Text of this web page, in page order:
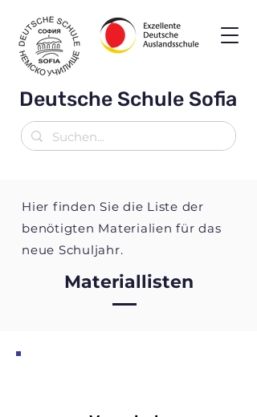
Deutsche Schule Sofia
Hier finden Sie die Liste der
benötigten Materialien für das
neue Schuljahr.
Materiallisten